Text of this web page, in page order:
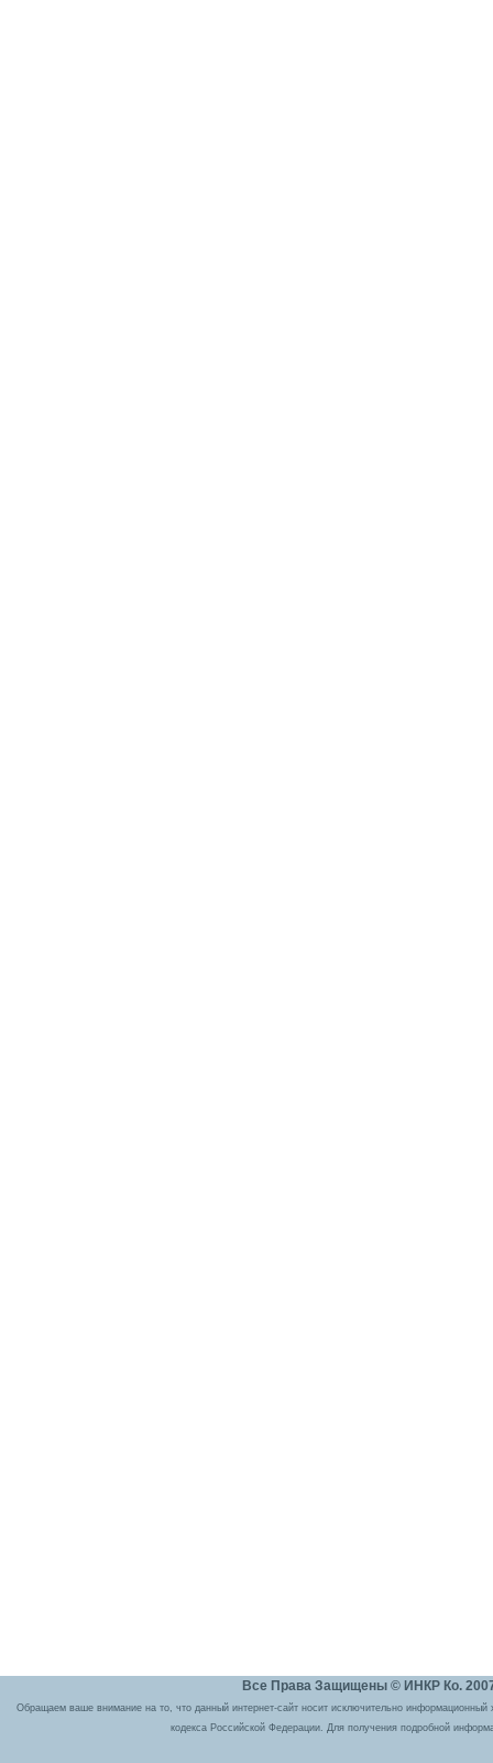
Все Права Защищены © ИНКР Ко.
Обращаем ваше внимание на то, что данный интернет-сайт носит исключительно
кодекса Российской Федерации. Для получения подробной